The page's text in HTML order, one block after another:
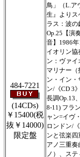
484-7221
(14CDs)
￥15400(税
抜￥14000)
限定盤
鳥」（L.ア
生』よりス
ラス：波の
Op.25【演
音】1986
イオリン協
ン：ヴァイ
マリナー
ン・イン・
ン/《CD 3
長調Op.13
8-11) フラ
ャン=イヴ
ロンドン/
ンと弦楽四
アノ三重
ノ）、ステ